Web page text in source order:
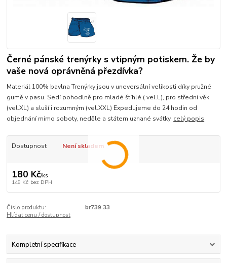
Černé pánské trenýrky s vtipným potiskem. Že by
vaše nová oprávněná přezdívka?
Materiál 100% bavlna Trenýrky jsou v uneversální velikosti díky pružné
gumě v pasu. Sedí pohodlně pro mladé štíhlé ( vel.L), pro střední věk
(vel.XL) a sluší i rozumným (vel.XXL) Expedujeme do 24 hodin od
objednání mimo soboty, neděle a státem uznané svátky. celý popis
Dostupnost Není skladem
180 Kč/ks
149 Kč bez DPH
Číslo produktu:
br739.33
Hlídat cenu / dostupnost
Kompletní specifikace